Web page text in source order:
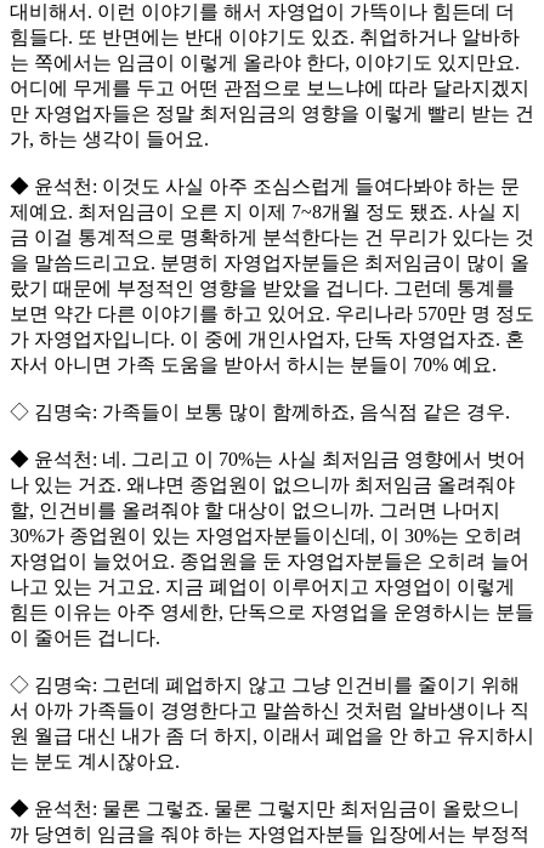
대비해서. 이런 이야기를 해서 자영업이 가뜩이나 힘든데 더
힘들다. 또 반면에는 반대 이야기도 있죠. 취업하거나 알바하
는 쪽에서는 임금이 이렇게 올라야 한다, 이야기도 있지만요.
어디에 무게를 두고 어떤 관점으로 보느냐에 따라 달라지겠지
만 자영업자들은 정말 최저임금의 영향을 이렇게 빨리 받는 건
가, 하는 생각이 들어요.
◆ 윤석천: 이것도 사실 아주 조심스럽게 들여다봐야 하는 문
제예요. 최저임금이 오른 지 이제 7~8개월 정도 됐죠. 사실 지
금 이걸 통계적으로 명확하게 분석한다는 건 무리가 있다는 것
을 말씀드리고요. 분명히 자영업자분들은 최저임금이 많이 올
랐기 때문에 부정적인 영향을 받았을 겁니다. 그런데 통계를
보면 약간 다른 이야기를 하고 있어요. 우리나라 570만 명 정도
가 자영업자입니다. 이 중에 개인사업자, 단독 자영업자죠. 혼
자서 아니면 가족 도움을 받아서 하시는 분들이 70% 예요.
◇ 김명숙: 가족들이 보통 많이 함께하죠, 음식점 같은 경우.
◆ 윤석천: 네. 그리고 이 70%는 사실 최저임금 영향에서 벗어
나 있는 거죠. 왜냐면 종업원이 없으니까 최저임금 올려줘야
할, 인건비를 올려줘야 할 대상이 없으니까. 그러면 나머지
30%가 종업원이 있는 자영업자분들이신데, 이 30%는 오히려
자영업이 늘었어요. 종업원을 둔 자영업자분들은 오히려 늘어
나고 있는 거고요. 지금 폐업이 이루어지고 자영업이 이렇게
힘든 이유는 아주 영세한, 단독으로 자영업을 운영하시는 분들
이 줄어든 겁니다.
◇ 김명숙: 그런데 폐업하지 않고 그냥 인건비를 줄이기 위해
서 아까 가족들이 경영한다고 말씀하신 것처럼 알바생이나 직
원 월급 대신 내가 좀 더 하지, 이래서 폐업을 안 하고 유지하시
는 분도 계시잖아요.
◆ 윤석천: 물론 그렇죠. 물론 그렇지만 최저임금이 올랐으니
까 당연히 임금을 줘야 하는 자영업자분들 입장에서는 부정적